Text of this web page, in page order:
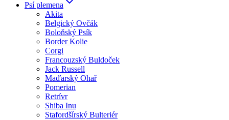
Psí plemena
Akita
Belgický Ovčák
Boloňský Psík
Border Kolie
Corgi
Francouzský Buldoček
Jack Russell
Maďarský Ohař
Pomerian
Retrívr
Shiba Inu
Stafordšírský Bulteriér